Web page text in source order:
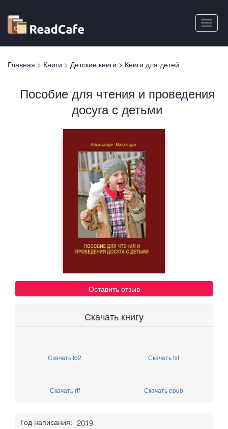
основному
содержанию
Toggle
Вы
Главная > Книги > Детские книги > Книги для детей
Пособие для чтения и проведения
досуга с детьми
Оставить отзыв
Скачать книгу
Скачать fb2 Скачать txt
Скачать rtf Скачать epub
Год написания: 2019